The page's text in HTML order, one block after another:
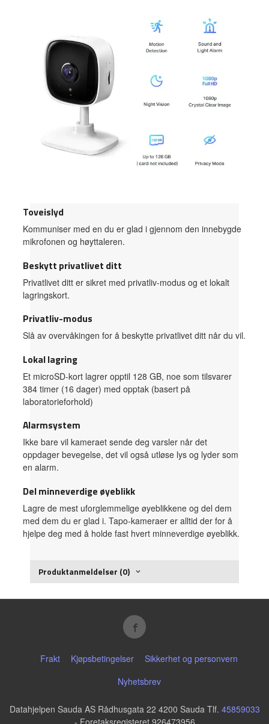
Toveislyd
Kommuniser med en du er glad i gjennom den innebygde
mikrofonen og høyttaleren.
Beskytt privatlivet ditt
Privatlivet ditt er sikret med privatliv-modus og et lokalt
lagringskort.
Privatliv-modus
Slå av overvåkingen for å beskytte privatlivet ditt når du vil.
Lokal lagring
Et microSD-kort lagrer opptil 128 GB, noe som tilsvarer
384 timer (16 dager) med opptak (basert på
laboratorieforhold)
Alarmsystem
Ikke bare vil kameraet sende deg varsler når det
oppdager bevegelse, det vil også utløse lys og lyder som
en alarm.
Del minneverdige øyeblikk
Lagre de mest uforglemmelige øyeblikkene og del dem
med dem du er glad i. Tapo-kameraer er alltid der for å
hjelpe deg med å holde fast hvert minneverdige øyeblikk.
Produktanmeldelser (0)
Frakt Kjøpsbetingelser
Sikkerhet og personvern
Nyhetsbrev
Datahjelpen Sauda AS Rådhusgata 22 4200 Sauda Tlf. 45859033